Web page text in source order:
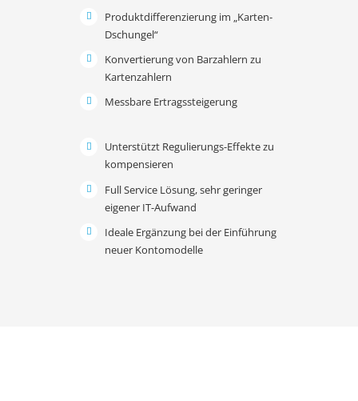
Produktdifferenzierung im „Karten-
Dschungel“
Konvertierung von Barzahlern zu
Kartenzahlern
Messbare Ertragssteigerung
Unterstützt Regulierungs-Effekte zu
kompensieren
Full Service Lösung, sehr geringer
eigener IT-Aufwand
Ideale Ergänzung bei der Einführung
neuer Kontomodelle